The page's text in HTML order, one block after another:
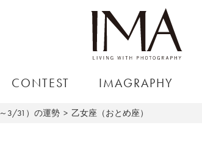
CONTEST IMAGRAPHY
3/31）の運勢 乙女座（おとめ座）